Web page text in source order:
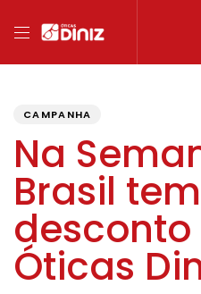
CAMPANHA
Na
Brasil tem
desconto
Óticas